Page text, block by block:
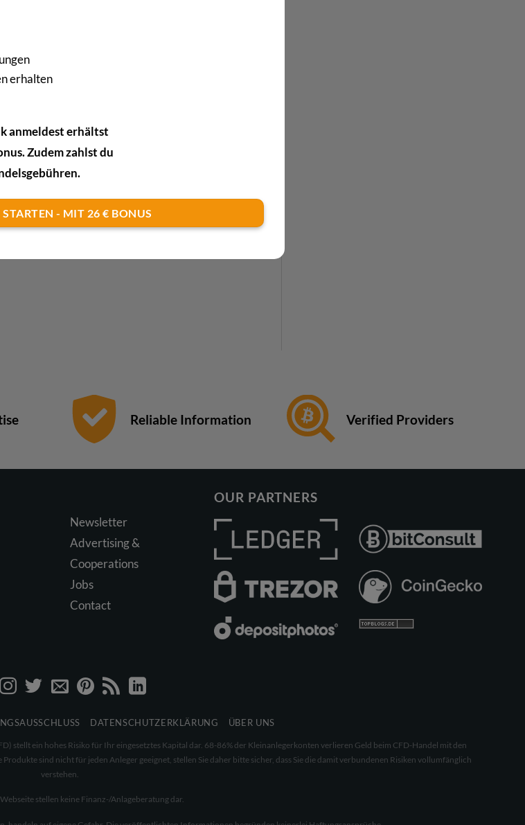
Reliable Information Verified Providers
Newsletter
Advertising &
Cooperations
Jobs
Contact
OUR PARTNERS
DATENSCHUTZERKLÄRUNG ÜBER UNS
ein hohes Risiko für Ihr eingesetztes Kapital dar. 68-86% der Kleinanlegerkonten verlieren Geld beim CFD-Handel mit den
sind nicht für jeden Anleger geeignet, stellen Sie daher bitte sicher, dass Sie die damit verbundenen Risiken vollumfänglich
verstehen.
stellen keine Finanz-/Anlageberatung dar.
erhalten
anmeldest erhältst
Zudem zahlst du
STARTEN - MIT 26 € BONUS